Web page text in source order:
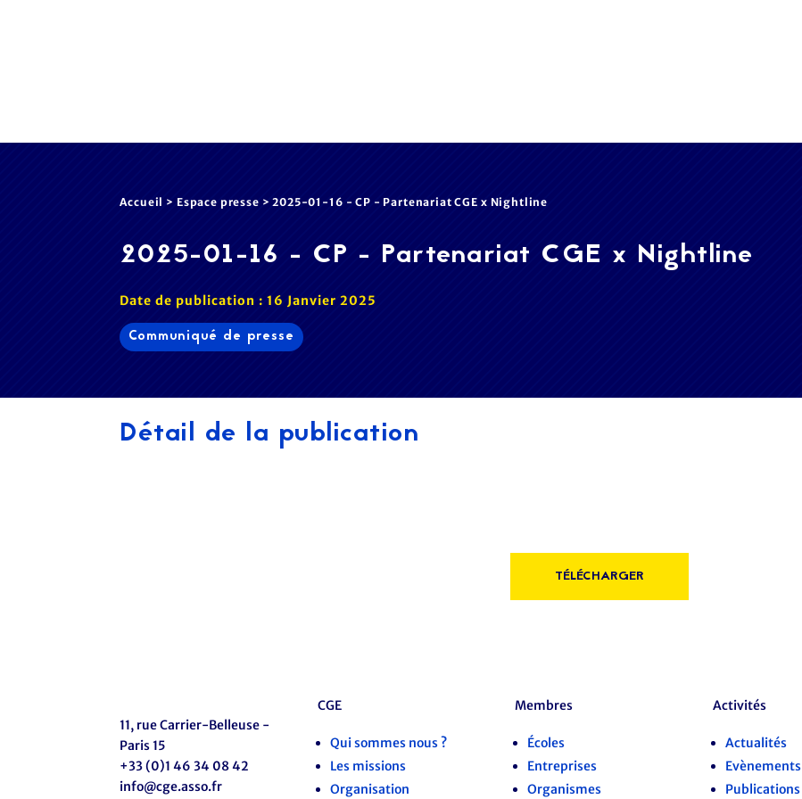
Accueil > Espace presse >2025-01-16 - CP - Partenariat CGE x Nightline
2025-01-16 - CP - Partenariat CGE x Nightline
Date de publication : 16 Janvier 2025
Communiqué de presse
Détail de la publication
TÉLÉCHARGER
11, rue Carrier-Belleuse -
Paris 15
+33 (0)1 46 34 08 42
info@cge.asso.fr
CGE
Qui sommes nous ?
Les missions
Organisation
Membres
Écoles
Entreprises
Organismes
Activités
Actualités
Evènements
Publications